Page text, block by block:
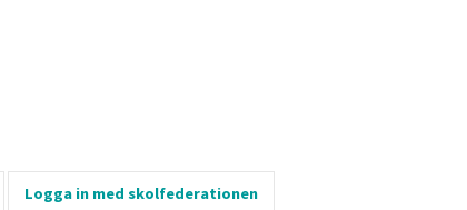
Logga in med skolfederationen